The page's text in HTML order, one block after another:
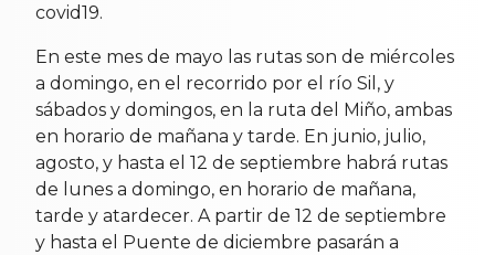
covid19.
En este mes de mayo las rutas son de miércoles
a domingo, en el recorrido por el río Sil, y
sábados y domingos, en la ruta del Miño, ambas
en horario de mañana y tarde. En junio, julio,
agosto, y hasta el 12 de septiembre habrá rutas
de lunes a domingo, en horario de mañana,
tarde y atardecer. A partir de 12 de septiembre
y hasta el Puente de diciembre pasarán a